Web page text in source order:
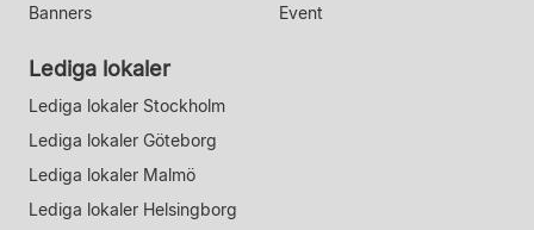
Banners
Event
Lediga lokaler
Lediga lokaler Stockholm
Lediga lokaler Göteborg
Lediga lokaler Malmö
Lediga lokaler Helsingborg